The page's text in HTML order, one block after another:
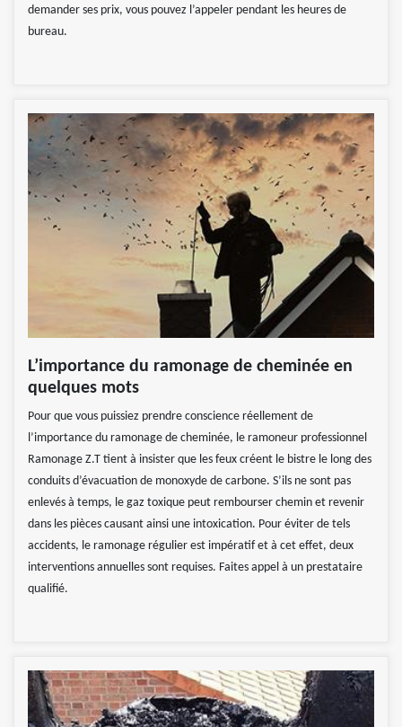
demander ses prix, vous pouvez l’appeler pendant les heures de
bureau.
L’importance du ramonage de cheminée en
quelques mots
Pour que vous puissiez prendre conscience réellement de
l’importance du ramonage de cheminée, le ramoneur professionnel
Ramonage Z.T tient à insister que les feux créent le bistre le long des
conduits d’évacuation de monoxyde de carbone. S’ils ne sont pas
enlevés à temps, le gaz toxique peut rembourser chemin et revenir
dans les pièces causant ainsi une intoxication. Pour éviter de tels
accidents, le ramonage régulier est impératif et à cet effet, deux
interventions annuelles sont requises. Faites appel à un prestataire
qualifié.